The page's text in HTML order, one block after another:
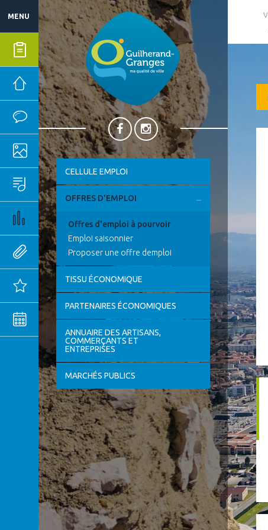
MENU
Mes démarches
Mairie
Vie quotidienne
Ma ville
Sport, culture & loisirs
Emploi & économie
Outils pratiques
Actualités
Agenda
MENTIONS
LÉGALES
CONFIDENTIALITÉ
CELLULE EMPLOI
OFFRES D'EMPLOI
Offres d'emploi à pourvoir
Emploi saisonnier
Proposer une offre demploi
TISSU ÉCONOMIQUE
PARTENAIRES ÉCONOMIQUES
ANNUAIRE DES ARTISANS,
COMMERÇANTS ET
ENTREPRISES
MARCHÉS PUBLICS